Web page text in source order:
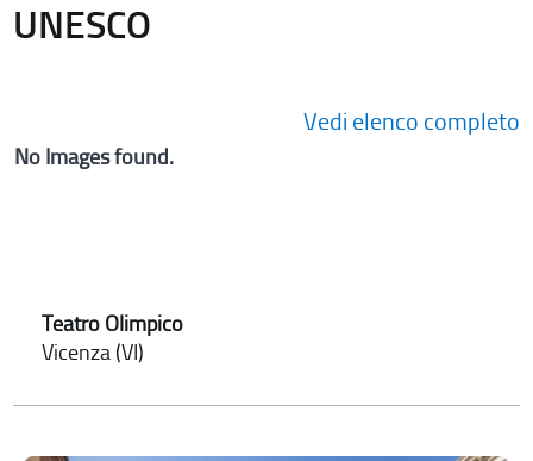
UNESCO
Vedi elenco completo
No Images found.
Teatro Olimpico
Vicenza (VI)